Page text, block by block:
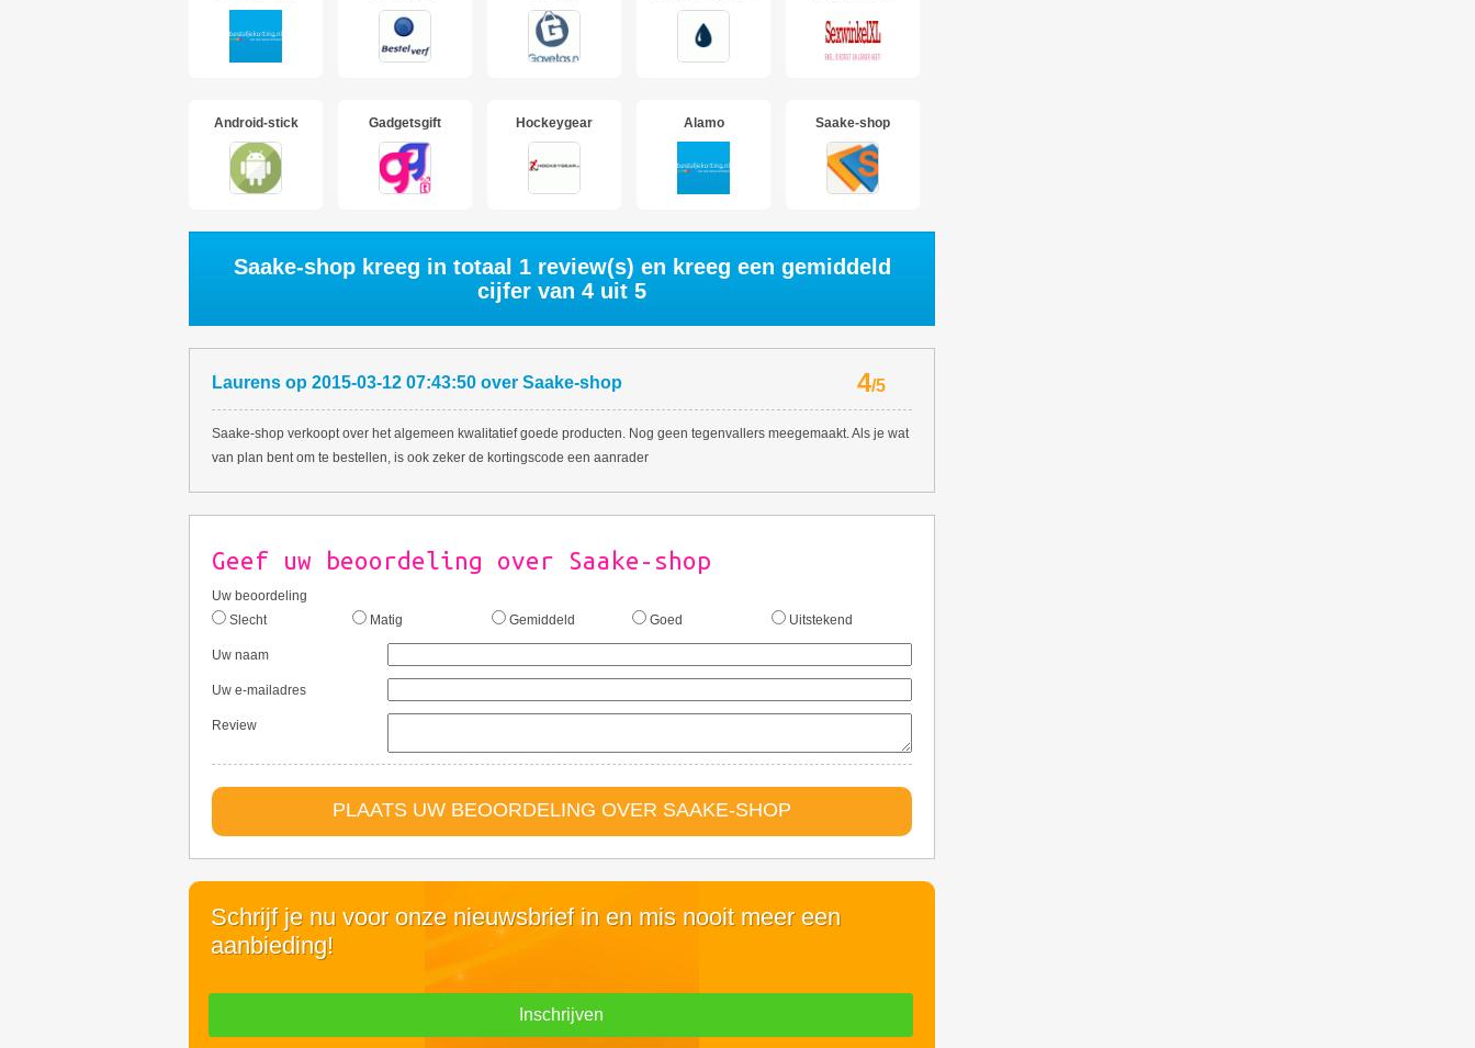
Android-stick Gadgetsgift Hockeygear Alamo Saake-shop
Saake-shop kreeg in totaal 1review(s) en kreeg een gemiddeld
cijfer van 4 uit 5
Laurens op 2015-03-12 07:43:50 over Saake-shop 4/5
Saake-shop verkoopt over het algemeen kwalitatief goede producten. Nog geen tegenvallers meegemaakt. Als je wat
van plan bent om te bestellen, is ook zeker de kortingscode een aanrader
Geef uw beoordeling over Saake-shop
Uw beoordeling
Slecht
Matig Gemiddeld Goed Uitstekend
Uw naam
Uw e-mailadres
Review
PLAATS UW BEOORDELING OVER SAAKE-SHOP
Schrijf je nu voor onze nieuwsbrief in en mis nooit meer een
aanbieding!
Inschrijven